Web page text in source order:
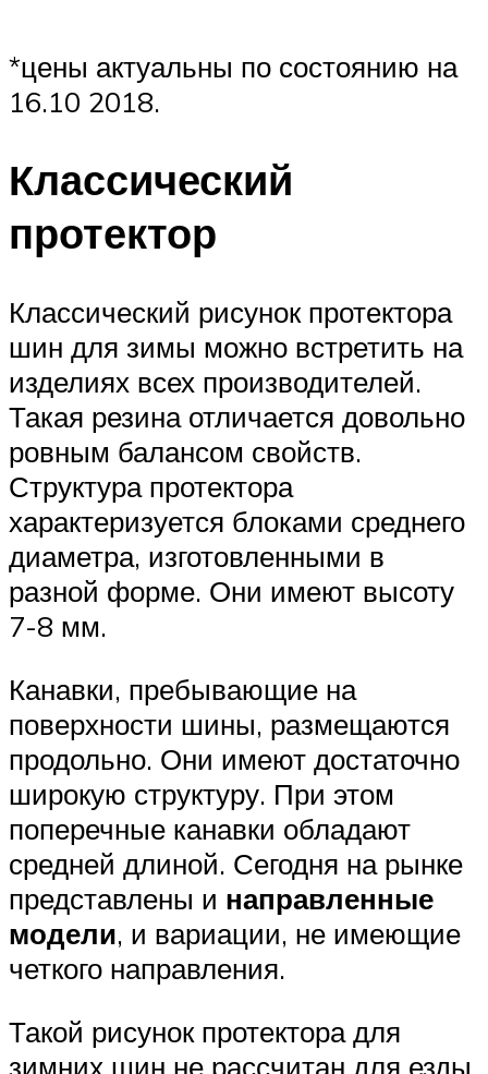
*цены актуальны по состоянию на
16.10 2018.
Классический
протектор
Классический рисунок протектора
шин для зимы можно встретить на
изделиях всех производителей.
Такая резина отличается довольно
ровным балансом свойств.
Структура протектора
характеризуется блоками среднего
диаметра, изготовленными в
разной форме. Они имеют высоту
7-8 мм.
Канавки, пребывающие на
поверхности шины, размещаются
продольно. Они имеют достаточно
широкую структуру. При этом
поперечные канавки обладают
средней длиной. Сегодня на рынке
представлены и направленные
модели, и вариации, не имеющие
четкого направления.
Такой рисунок протектора для
зимних шин не рассчитан для езды